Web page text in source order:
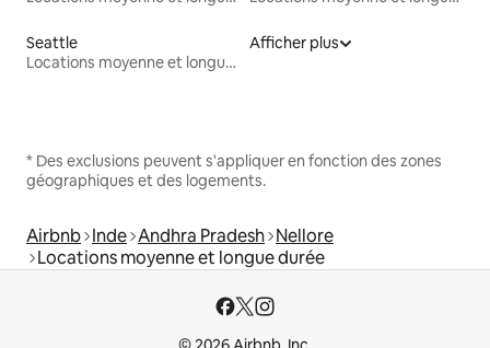
Seattle
Locations moyenne et longue durée
Afficher plus
* Des exclusions peuvent s'appliquer en fonction des zones
géographiques et des logements.
Airbnb Inde Andhra Pradesh Nellore
Locations moyenne et longue durée